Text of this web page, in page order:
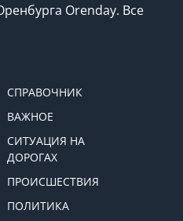
Orenday. Все
СПРАВОЧНИК
ВАЖНОЕ
СИТУАЦИЯ НА
ДОРОГАХ
ПРОИСШЕСТВИЯ
ПОЛИТИКА